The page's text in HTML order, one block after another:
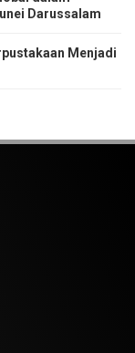
Darussalam
Menjadi